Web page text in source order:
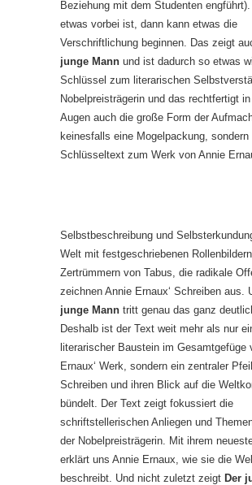
Beziehung mit dem Studenten
etwas vorbei ist, dann kann etwas die
Verschriftlichung beginnen. Das zeigt
junge Mann und ist dadurch so etwas
Schlüssel zum literarischen
Nobelpreisträgerin und das rechtfertigt
Augen auch die große Form der
keinesfalls eine Mogelpackung, sondern
Schlüsseltext zum Werk von Annie
Selbstbeschreibung und
Welt mit festgeschriebenen
Zertrümmern von Tabus, die radikale
zeichnen Annie Ernaux‘ Schreiben aus.
junge Mann tritt genau das ganz
Deshalb ist der Text weit mehr als nur
literarischer Baustein im Gesamtgefüge
Ernaux‘ Werk, sondern ein zentraler
Schreiben und ihren Blick auf die
bündelt. Der Text zeigt fokussiert die
schriftstellerischen Anliegen und
der Nobelpreisträgerin. Mit ihrem
erklärt uns Annie Ernaux, wie sie die
beschreibt. Und nicht zuletzt zeigt Der